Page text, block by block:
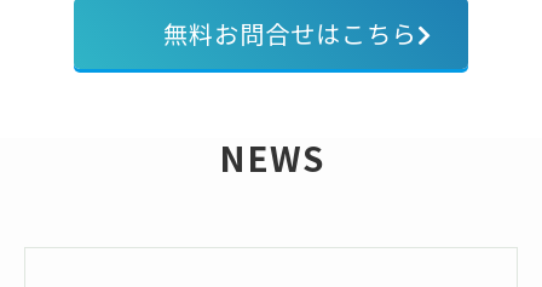
無料お問合せはこちら
NEWS